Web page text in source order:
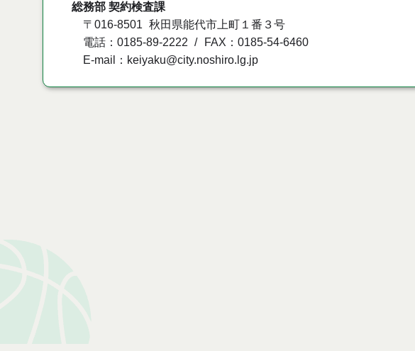
総務部 契約検査課
〒016-8501 秋田県能代市上町１番３号
電話：0185-89-2222
FAX：0185-54-6460
E-mail：keiyaku@city.noshiro.lg.jp